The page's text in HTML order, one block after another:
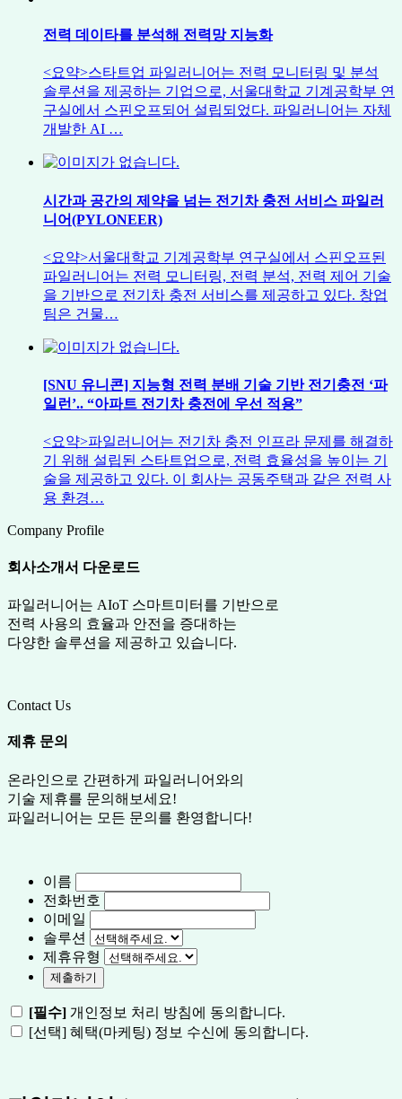
전력 데이타를 분석해 전력망 지능화
<요약>스타트업 파일러니어는 전력 모니터링 및 분석
솔루션을 제공하는 기업으로, 서울대학교 기계공학부 연
구실에서 스핀오프되어 설립되었다. 파일러니어는 자체
개발한 AI …
시간과 공간의 제약을 넘는 전기차 충전 서비스 파일러
니어(PYLONEER)
<요약>서울대학교 기계공학부 연구실에서 스핀오프된
파일러니어는 전력 모니터링, 전력 분석, 전력 제어 기술
을 기반으로 전기차 충전 서비스를 제공하고 있다. 창업
팀은 건물…
[SNU 유니콘] 지능형 전력 분배 기술 기반 전기충전 ‘파
일런’.. “아파트 전기차 충전에 우선 적용”
<요약>파일러니어는 전기차 충전 인프라 문제를 해결하
기 위해 설립된 스타트업으로, 전력 효율성을 높이는 기
술을 제공하고 있다. 이 회사는 공동주택과 같은 전력 사
용 환경…
Company Profile
회사소개서 다운로드
파일러니어는 AIoT 스마트미터를 기반으로
전력 사용의 효율과 안전을 증대하는
다양한 솔루션을 제공하고 있습니다.
Contact Us
제휴 문의
온라인으로 간편하게 파일러니어와의
기술 제휴를 문의해보세요!
파일러니어는 모든 문의를 환영합니다!
이름
전화번호
이메일
솔루션
제휴유형
[필수] 개인정보 처리 방침에 동의합니다.
[선택] 혜택(마케팅) 정보 수신에 동의합니다.